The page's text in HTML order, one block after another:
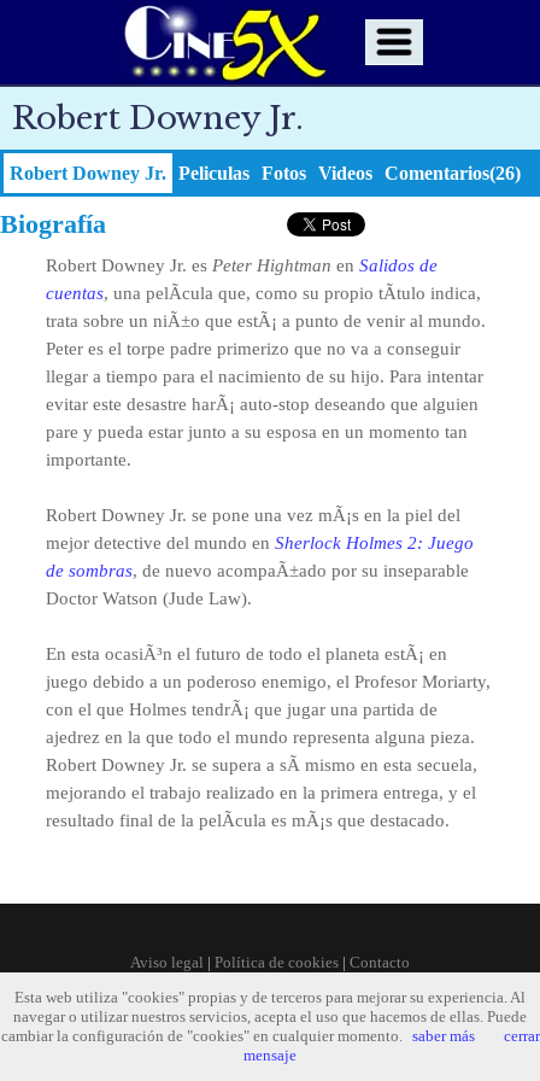
Robert Downey Jr.
Robert Downey Jr. Peliculas Fotos Videos Comentarios(26)
Biografía
Robert Downey Jr. es Peter Hightman enSalidos de
cuentas, una pelÃ­cula que, como su propio tÃ­tulo indica,
trata sobre un niÃ±o que estÃ¡ a punto de venir al mundo.
Peter es el torpe padre primerizo que no va a conseguir
llegar a tiempo para el nacimiento de su hijo. Para intentar
evitar este desastre harÃ¡ auto-stop deseando que alguien
pare y pueda estar junto a su esposa en un momento tan
importante.
Robert Downey Jr. se pone una vez mÃ¡s en la piel del
mejor detective del mundo enSherlock Holmes 2: Juego
de sombras, de nuevo acompaÃ±ado por su inseparable
Doctor Watson (Jude Law).
En esta ocasiÃ³n el futuro de todo el planeta estÃ¡ en
juego debido a un poderoso enemigo, el Profesor Moriarty,
con el que Holmes tendrÃ¡ que jugar una partida de
ajedrez en la que todo el mundo representa alguna pieza.
Robert Downey Jr. se supera a sÃ­ mismo en esta secuela,
mejorando el trabajo realizado en la primera entrega, y el
resultado final de la pelÃ­cula es mÃ¡s que destacado.
Aviso legal | Política de cookies | Contacto
Esta web utiliza "cookies" propias y de terceros para mejorar su experiencia. Al
navegar o utilizar nuestros servicios, acepta el uso que hacemos de ellas. Puede
cambiar la configuración de "cookies" en cualquier momento. saber más
cerrar
mensaje